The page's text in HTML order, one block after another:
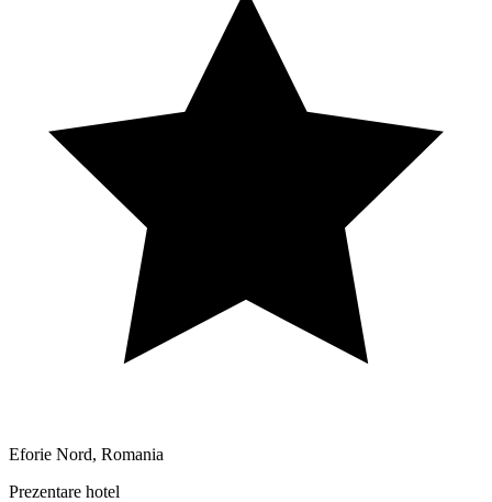
Eforie Nord, Romania
Prezentare hotel